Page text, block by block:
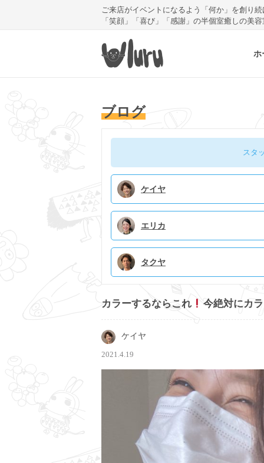
ご来店がイベントになるよう「何か」を創り続
「笑顔」「喜び」「感謝」の半個室癒しの美
ホ
ブログ
スタ
ケイヤ
エリカ
タクヤ
カラーするならこれ 今絶対にカ
ケイヤ
2021.4.19